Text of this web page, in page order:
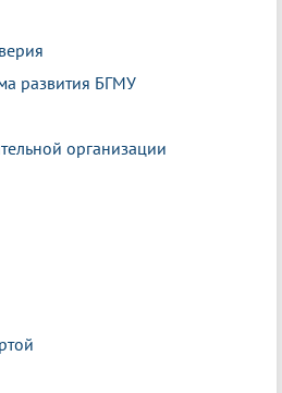
развития БГМУ
организации